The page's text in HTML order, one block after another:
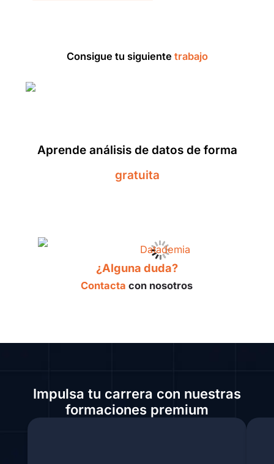
Consigue tu siguiente trabajo
Aprende análisis de datos de forma
gratuita
¿Alguna duda?
Contacta con nosotros
Impulsa tu carrera con nuestras
formaciones premium